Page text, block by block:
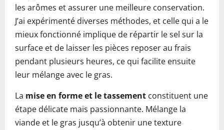
les arômes et assurer une meilleure conservation.
J’ai expérimenté diverses méthodes, et celle qui a le
mieux fonctionné implique de répartir le sel sur la
surface et de laisser les pièces reposer au frais
pendant plusieurs heures, ce qui facilite ensuite
leur mélange avec le gras.
La mise en forme et le tassement constituent une
étape délicate mais passionnante. Mélange la
viande et le gras jusqu’à obtenir une texture